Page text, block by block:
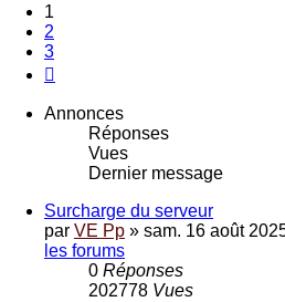
1
2
3
Annonces
Réponses
Vues
Dernier message
Surcharge du serveur
par VE Pp » sam. 16 août
les forums
0 Réponses
202778 Vues